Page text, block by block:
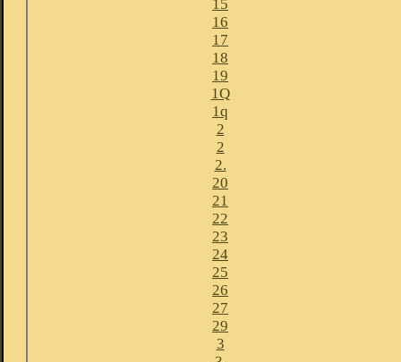
15
16
17
18
19
1Q
1q
2
2
2.
20
21
22
23
24
25
26
27
29
3